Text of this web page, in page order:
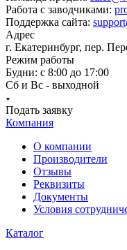
Работа с заводчиками:
Поддержка сайта:
Адрес
г. Екатеринбург, пер.
Режим работы
Будни: с 8:00 до 17:00
Сб и Вс - выходной
Подать заявку
Компания
О компании
Производители
Отзывы
Реквизиты
Документы
Условия
Каталог